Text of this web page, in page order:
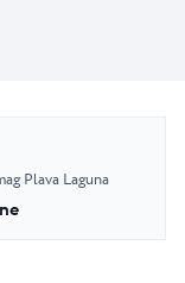
Plava Laguna